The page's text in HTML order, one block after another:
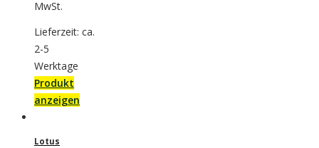
MwSt.
Lieferzeit: ca.
2-5
Werktage
Produkt
anzeigen
Lotus